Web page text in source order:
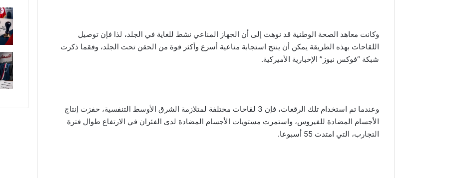
وكانت معاهد الصحة الوطنية قد نوهت إلى أن الجهاز المناعي نشط للغاية في الجلد، لذا فإن توصيل
اللقاحات بهذه الطريقة يمكن أن ينتج استجابة مناعية أسرع وأكثر قوة من الحقن تحت الجلد، وفقما ذكرت
شبكة “فوكس نيوز” الإخبارية الأميركية.
وعندما تم استخدام تلك الرقعات، فإن 3 لقاحات مختلفة لمتلازمة الشرق الأوسط التنفسية، حفزت إنتاج
الأجسام المضادة للفيروس، واستمرت مستويات الأجسام المضادة لدى الفئران في الارتفاع طوال فترة
التجارب، التي امتدت 55 أسبوعا.